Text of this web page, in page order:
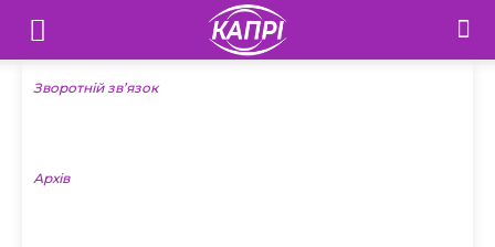
Телебачення
«Капрі»
Новини
Зворотній зв’язок
Архів